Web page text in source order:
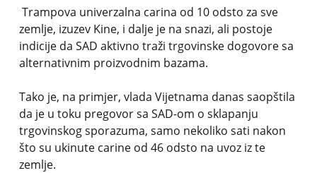
Trampova univerzalna carina od 10 odsto za sve
zemlje, izuzev Kine, i dalje je na snazi, ali postoje
indicije da SAD aktivno traži trgovinske dogovore sa
alternativnim proizvodnim bazama.
Tako je, na primjer, vlada Vijetnama danas saopštila
da je u toku pregovor sa SAD-om o sklapanju
trgovinskog sporazuma, samo nekoliko sati nakon
što su ukinute carine od 46 odsto na uvoz iz te
zemlje.